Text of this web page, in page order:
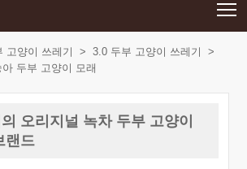
고양이 쓰레기 > 3.0 두부 고양이 쓰레기
>
두부 고양이 모래
오리지널 녹차 두부 고양이
랜드